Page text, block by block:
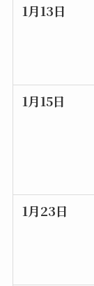
1月13日
1月15日
1月23日